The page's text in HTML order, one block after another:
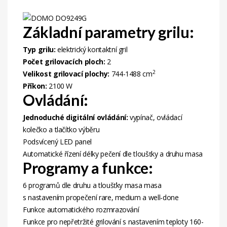
Základní parametry grilu:
Typ grilu: elektrický kontaktní gril
Počet grilovacích ploch: 2
Velikost grilovací plochy: 744-1488 cm2
Příkon: 2100 W
Ovládání:
Jednoduché digitální ovládání: vypínač, ovládací
kolečko a tlačítko výběru
Podsvícený LED panel
Automatické řízení délky pečení dle tloušťky a druhu masa
Programy a funkce:
6 programů dle druhu a tloušťky masa masa
s nastavením propečení rare, medium a well-done
Funkce automatického rozmrazování
Funkce pro nepřetržité grilování s nastavením teploty 160-